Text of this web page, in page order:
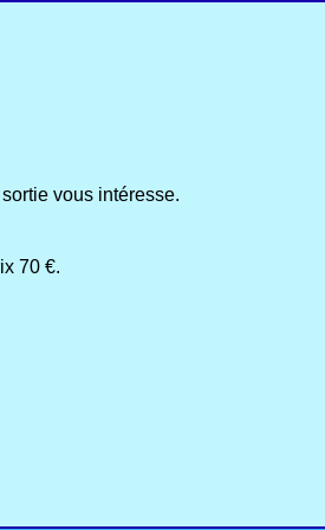
vous intéresse.
70 €.